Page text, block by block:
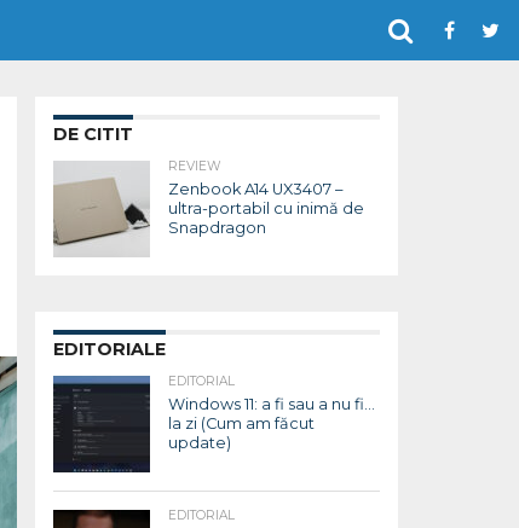
DE CITIT
REVIEW
Zenbook A14 UX3407 –
ultra-portabil cu inimă de
Snapdragon
EDITORIALE
EDITORIAL
Windows 11: a fi sau a nu fi…
la zi (Cum am făcut
update)
EDITORIAL